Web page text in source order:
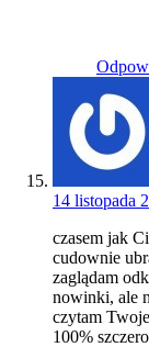
14 listopada
czasem jak
cudownie
zaglądam
nowinki, ale
czytam
100%